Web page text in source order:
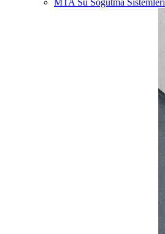
MTA Su Soğutma Sistemleri